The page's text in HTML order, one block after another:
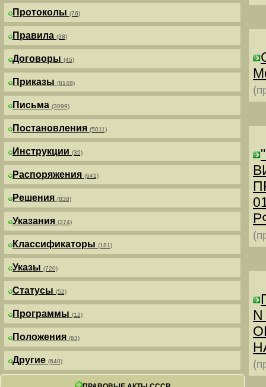
Протоколы (76)
Правила (38)
Договоры (45)
Приказы (8148)
Письма (3099)
Постановления (5011)
Инструкции (35)
Распоряжения (641)
Решения (838)
Указания (374)
Классификаторы (181)
Указы (720)
Статусы (52)
Программы (12)
Положения (63)
Другие (640)